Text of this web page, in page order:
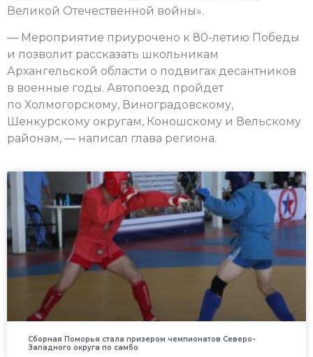
Великой Отечественной войны».
— Мероприятие приурочено к 80-летию Победы
и позволит рассказать школьникам
Архангельской области о подвигах десантников
в военные годы. Автопоезд пройдет
по Холмогорскому, Виноградовскому,
Шенкурскому округам, Коношскому и Вельскому
районам, — написал глава региона.
Сборная Поморья стала призером чемпионатов Северо-
Западного округа по самбо